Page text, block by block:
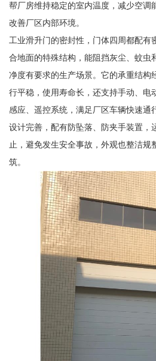
帮厂房维持稳定的室内温度，减少空调
改善厂区内部环境。
工业滑升门的密封性，门体四周都配有
合地面的特殊结构，能阻挡灰尘、蚊虫
净度有要求的生产场景。它的承重结构
行平稳，使用寿命长，还支持手动、电
感应、遥控系统，满足厂区车辆快速通
设计完善，配有防坠落、防夹手装置，
止，避免发生安全事故，外观也整洁规
筑。